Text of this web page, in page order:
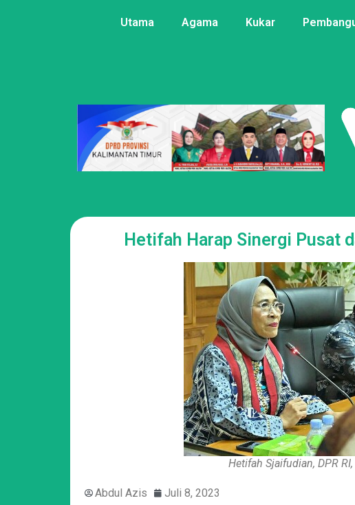
Utama Agama Kukar
Hetifah Harap Sinergi Pusat
Hetifah Sjaifudian, DPR
Abdul Azis Juli 8, 2023